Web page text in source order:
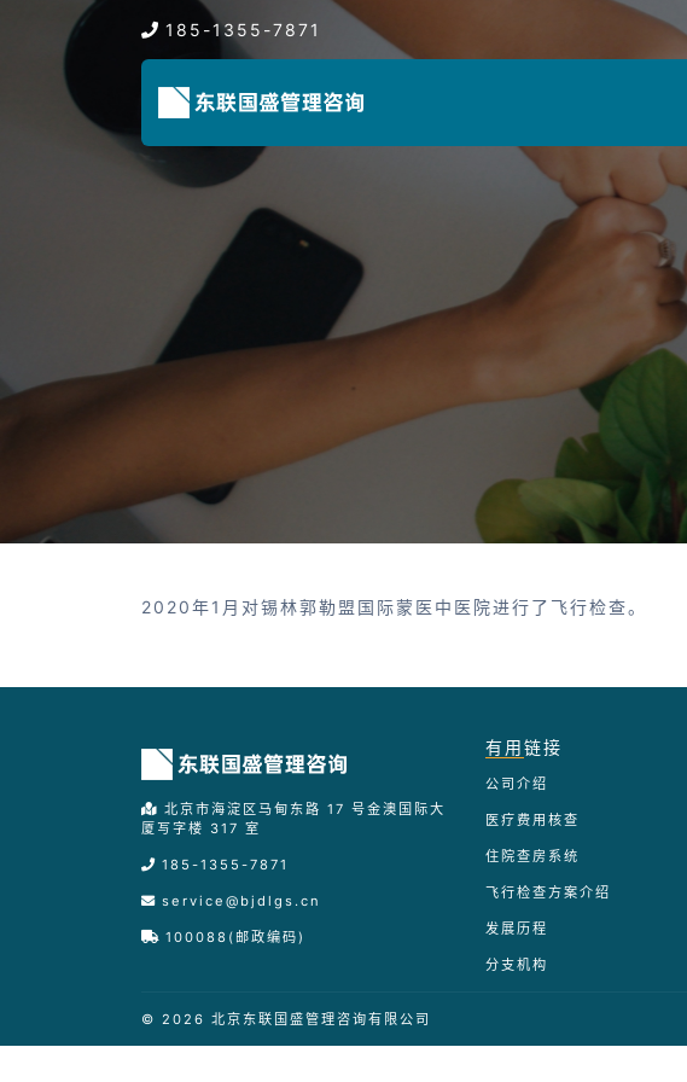
185-1355-7871
2020年1月对锡林郭勒盟国际蒙医中医院进行了飞行检查。
北京市海淀区马甸东路 17 号金澳国际大
厦写字楼 317 室
185-1355-7871
service@bjdlgs.cn
100088(邮政编码)
有用链接
公司介绍
医疗费用核查
住院查房系统
飞行检查方案介绍
发展历程
分支机构
© 2026 北京东联国盛管理咨询有限公司